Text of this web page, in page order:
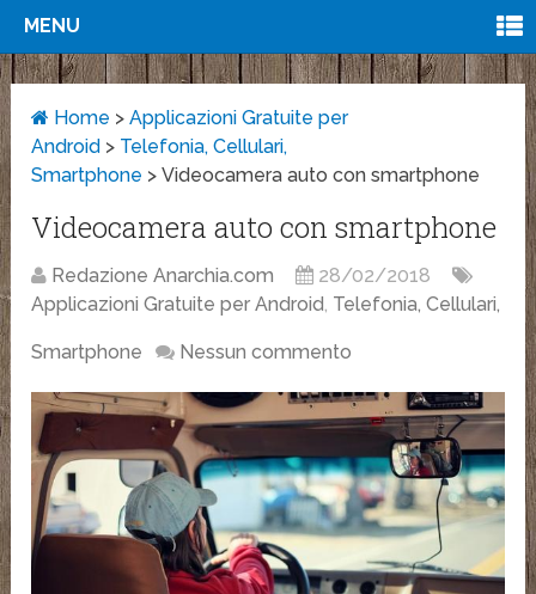
MENU
Home >Applicazioni Gratuite per
Android > Telefonia, Cellulari,
Smartphone >Videocamera auto con smartphone
Videocamera auto con smartphone
Redazione Anarchia.com
28/02/2018
Applicazioni Gratuite per Android, Telefonia, Cellulari,
Smartphone Nessun commento